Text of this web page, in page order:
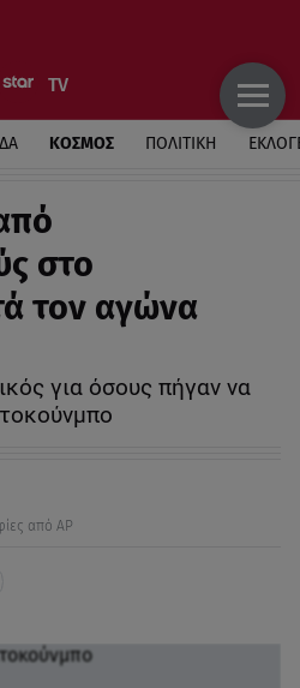
ΚΟΣΜΟΣ ΠΟΛΙΤΙΚΗ
στο
τον αγώνα
για όσους πήγαν να
από AP